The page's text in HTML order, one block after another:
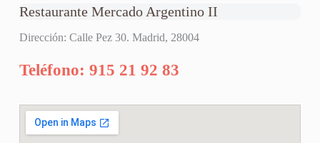
Restaurante Mercado Argentino II
Dirección: Calle Pez 30. Madrid, 28004
Teléfono: 915 21 92 83